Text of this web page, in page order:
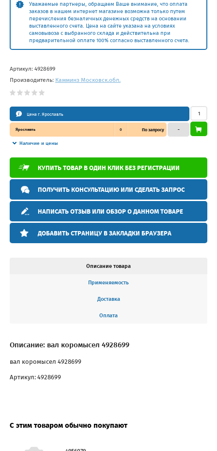
Уважаемые партнеры, обращаем Ваше внимание, что оплата
заказов в нашем интернет магазине возможна только путем
перечисления безналичных денежных средств на основании
выставленного счета. Цена на сайте указана на условиях
самовывоза с выбранного склада и действительна при
предварительной оплате 100% согласно выставленного счета.
Артикул: 4928699
Производитель: Камминз Московск.обл.
Цена г. Ярославль
Ярославль 0 По запросу
Наличие и цены
–
КУПИТЬ ТОВАР В ОДИН КЛИК БЕЗ РЕГИСТРАЦИИ
ПОЛУЧИТЬ КОНСУЛЬТАЦИЮ ИЛИ СДЕЛАТЬ ЗАПРОС
НАПИСАТЬ ОТЗЫВ ИЛИ ОБЗОР О ДАННОМ ТОВАРЕ
ДОБАВИТЬ СТРАНИЦУ В ЗАКЛАДКИ БРАУЗЕРА
Описание товара
Применяемость
Доставка
Оплата
Описание: вал коромысел 4928699
вал коромысел 4928699
Артикул: 4928699
С этим товаром обычно покупают